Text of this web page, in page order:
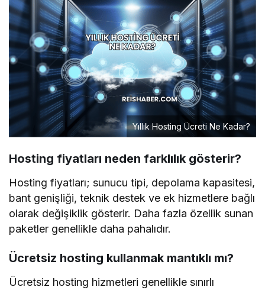
Yıllık Hosting Ücreti Ne Kadar?
Hosting fiyatları neden farklılık gösterir?
Hosting fiyatları; sunucu tipi, depolama kapasitesi,
bant genişliği, teknik destek ve ek hizmetlere bağlı
olarak değişiklik gösterir. Daha fazla özellik sunan
paketler genellikle daha pahalıdır.
Ücretsiz hosting kullanmak mantıklı mı?
Ücretsiz hosting hizmetleri genellikle sınırlı